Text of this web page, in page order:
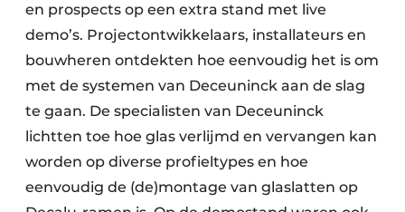
en prospects op een extra stand met live
demo’s. Projectontwikkelaars, installateurs en
bouwheren ontdekten hoe eenvoudig het is om
met de systemen van Deceuninck aan de slag
te gaan. De specialisten van Deceuninck
lichtten toe hoe glas verlijmd en vervangen kan
worden op diverse profieltypes en hoe
eenvoudig de (de)montage van glaslatten op